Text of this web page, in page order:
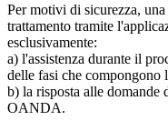
Per motivi di sicurezza,
trattamento tramite
esclusivamente:
a) l'assistenza durante il
delle fasi che compongono
b) la risposta alle
OANDA.